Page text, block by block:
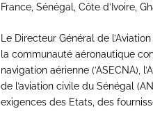
France, Sénégal, Côte d’Ivoire,
Le Directeur Général de
la communauté aéronautique
navigation aérienne (’ASECNA),
de l’aviation civile du Sénégal
exigences des Etats, des